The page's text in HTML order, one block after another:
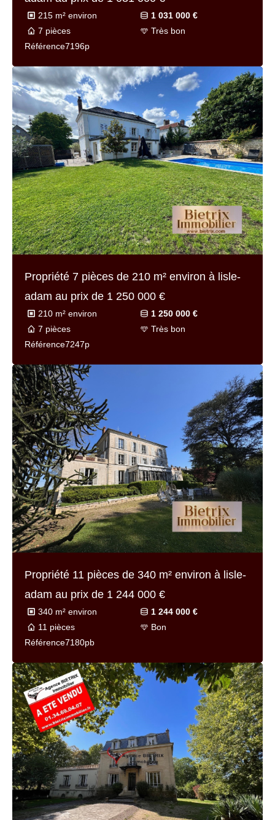
215 m² environ
1 031 000 €
7 pièces
Très bon
Référence7196p
Propriété 7 pièces de 210 m² environ à lisle-
adam au prix de 1 250 000 €
210 m² environ
1 250 000 €
7 pièces
Très bon
Référence7247p
Propriété 11 pièces de 340 m² environ à lisle-
adam au prix de 1 244 000 €
340 m² environ
1 244 000 €
11 pièces
Bon
Référence7180pb